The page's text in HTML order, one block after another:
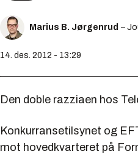
Marius B. Jørgenrud –
14. des. 2012 - 13:29
Den doble razziaen hos
Konkurransetilsynet og
mot hovedkvarteret på